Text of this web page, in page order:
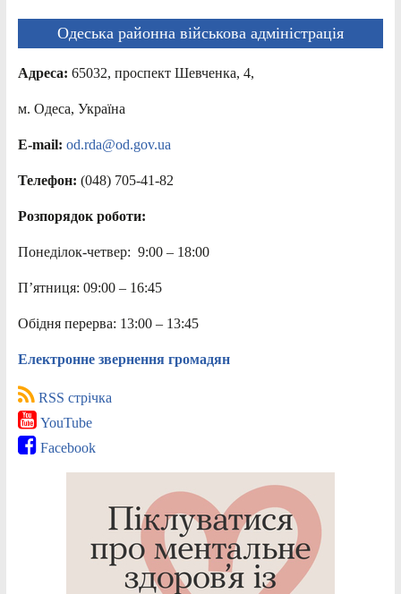
Одеська районна військова адміністрація
Адреса: 65032, проспект Шевченка, 4,
м. Одеса, Україна
E-mail: od.rda@od.gov.ua
Телефон: (048) 705-41-82
Розпорядок роботи:
Понеділок-четвер: 9:00 – 18:00
П’ятниця: 09:00 – 16:45
Обідня перерва: 13:00 – 13:45
Електронне звернення громадян
RSS стрічка
YouTube
Facebook